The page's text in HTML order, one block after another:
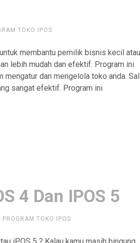
TOKO IPOS
membantu pemilik bisnis kecil
lebih mudah dan efektif. Program ini
dan mengelola toko anda.
sangat efektif. Program ini
4 Dan IPOS 5
PROGRAM TOKO IPOS